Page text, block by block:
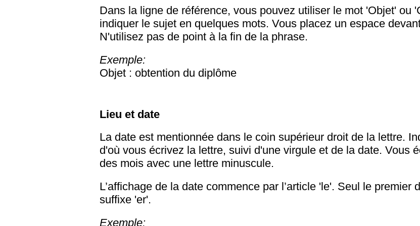
Dans la ligne de référence, vous pouvez utiliser le mot 'Objet' ou
indiquer le sujet en quelques mots. Vous placez un espace
N'utilisez pas de point à la fin de la phrase.
Exemple:
Objet : obtention du diplôme
Lieu et date
La date est mentionnée dans le coin supérieur droit de la lettre.
d'où vous écrivez la lettre, suivi d'une virgule et de la date. Vous
des mois avec une lettre minuscule.
L’affichage de la date commence par l’article 'le'. Seul le premier
suffixe 'er'.
Exemple: